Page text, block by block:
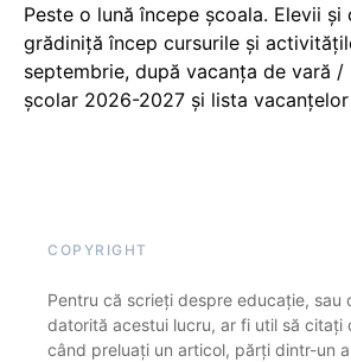
Peste o lună începe școala. Elevii și
grădiniță încep cursurile și
septembrie, după vacanța de vară /
școlar 2026-2027 și lista vacanțelor
COPYRIGHT
Pentru că scrieți despre educație, sau
datorită acestui lucru, ar fi util să citați
când preluați un articol, părți dintr-un